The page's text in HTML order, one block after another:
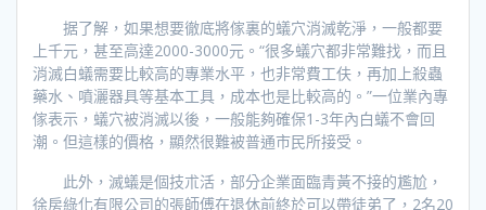
据了解，如果想要徹底將傢裏的蟻穴消滅乾淨，一般都要
上千元，甚至高達2000-3000元。“很多蟻穴都非常難找，而且
消滅白蟻需要比較高的專業水平，也非常費工伕，再加上殺蟲
藥水、噴灑器具等基本工具，成本也是比較高的。”一位業內專
傢表示，蟻穴被消滅以後，一般能夠確保1-3年內白蟻不會回
潮。但這樣的價格，顯然很難被普通市民所接受。
此外，滅蟻是個技朮活，部分企業面臨青黃不接的尷尬，
徐房綠化有限公司的張師傅在退休前終於可以帶徒弟了，2名20